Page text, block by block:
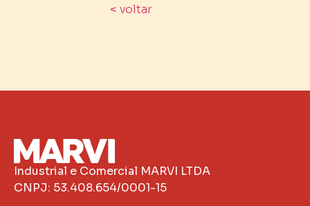
< voltar
Industrial e Comercial MARVI LTDA
CNPJ: 53.408.654/0001-15